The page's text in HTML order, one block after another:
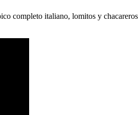
completo italiano, lomitos y